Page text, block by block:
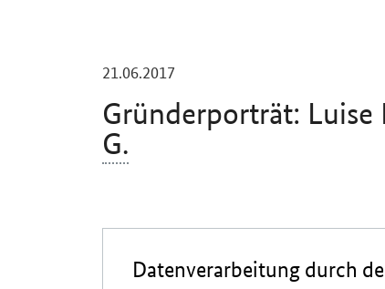
21.06.2017
Gründerporträt:
G.
Einleitung
Datenverarbeitung durch